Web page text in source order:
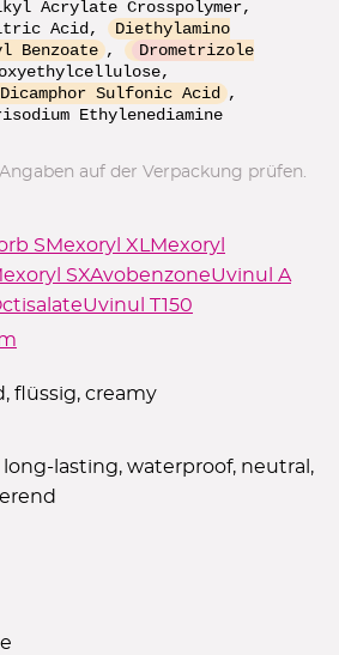
Acrylate Crosspolymer,
Acid, Diethylamino
Benzoate ,
Drometrizole
Sulfonic Acid ,
Ethylenediamine
auf der Verpackung prüfen.
S Mexoryl XL
Mexoryl
SXAvobenzoneUvinul A
Uvinul T150
flüssig, creamy
long-lasting, waterproof, neutral,